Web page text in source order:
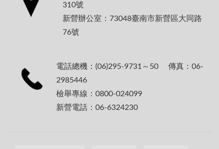
310號
新營辦公室：73048臺南市新營區大同路
76號
電話總機：(06)295-9731～50 傳真：06-
2985446
檢舉專線：0800-024099
新營電話：06-6324230